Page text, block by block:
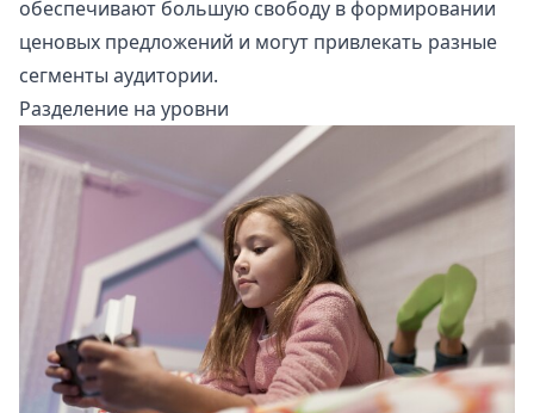
обеспечивают большую свободу в формировании
ценовых предложений и могут привлекать разные
сегменты аудитории.
Разделение на уровни